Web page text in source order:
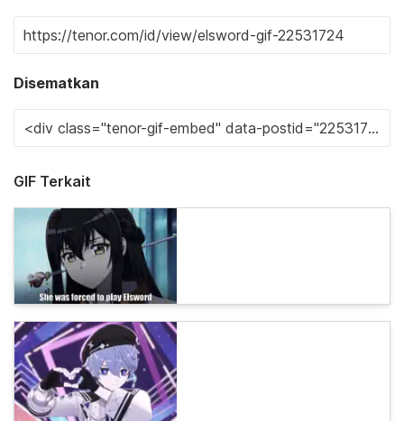
Disematkan
GIF Terkait